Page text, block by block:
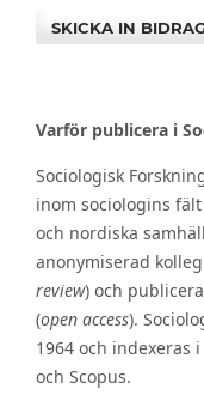
SKICKA IN
Varför publicera i
Sociologisk
inom sociologins
och nordiska
anonymiserad
review) och
(open access).
1964 och indexeras
och Scopus.